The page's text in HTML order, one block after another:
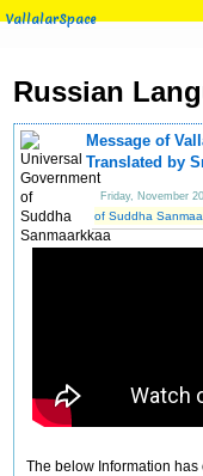
VallalarSpace
Russian
Message of
Translated by
Friday, November
of Suddha
The below Information